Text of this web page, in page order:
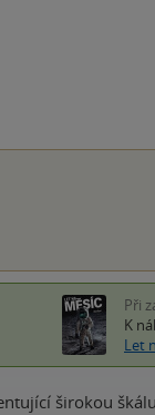
Při
K
Let
širokou